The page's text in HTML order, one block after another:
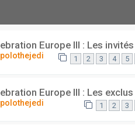
Europe III : Les invités
polothejedi 1 2 3 4 5
Europe III : Les exclus
polothejedi 1 2 3